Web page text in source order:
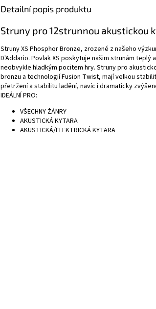
Detailní popis produktu
Struny pro 12strunnou akustickou
Struny XS Phosphor Bronze, zrozené z našeho
D'Addario. Povlak XS poskytuje našim strunám teplý
neobvykle hladkým pocitem hry. Struny pro
bronzu a technologií Fusion Twist, mají velkou
přetržení a stabilitu ladění, navíc i dramaticky
IDEÁLNÍ PRO:
VŠECHNY ŽÁNRY
AKUSTICKÁ KYTARA
AKUSTICKÁ/ELEKTRICKÁ KYTARA